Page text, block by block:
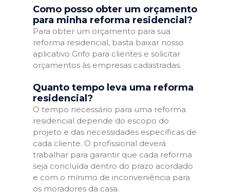
Como posso obter um orçamento
para minha reforma residencial?
Para obter um orçamento para sua
reforma residencial, basta baixar nosso
aplicativo Grifo para clientes e solicitar
orçamentos às empresas cadastradas.
Quanto tempo leva uma reforma
residencial?
O tempo necessário para uma reforma
residencial depende do escopo do
projeto e das necessidades específicas de
cada cliente. O profissional deverá
trabalhar para garantir que cada reforma
seja concluída dentro do prazo acordado
e com o mínimo de inconveniência para
os moradores da casa.